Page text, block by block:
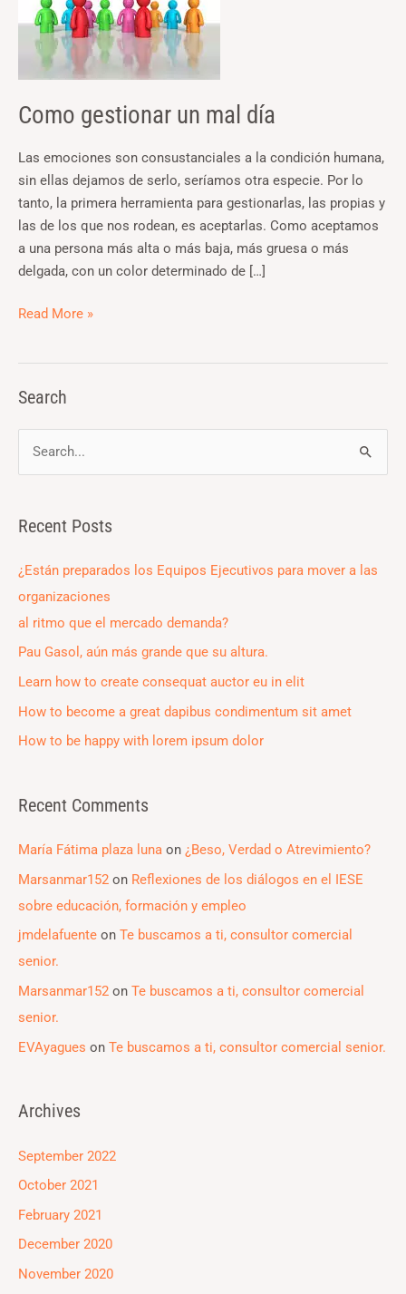
Como gestionar un mal día
Las emociones son consustanciales a la condición humana,
sin ellas dejamos de serlo, seríamos otra especie. Por lo
tanto, la primera herramienta para gestionarlas, las propias y
las de los que nos rodean, es aceptarlas. Como aceptamos
a una persona más alta o más baja, más gruesa o más
delgada, con un color determinado de […]
Read More »
Search
r
:
Recent Posts
¿Están preparados los Equipos Ejecutivos para mover a las
organizaciones
al ritmo que el mercado demanda?
Pau Gasol, aún más grande que su altura.
Learn how to create consequat auctor eu in elit
How to become a great dapibus condimentum sit amet
How to be happy with lorem ipsum dolor
Recent Comments
María Fátima plaza luna on ¿Beso, Verdad o Atrevimiento?
Marsanmar152 on Reflexiones de los diálogos en el IESE
sobre educación, formación y empleo
jmdelafuente on Te buscamos a ti, consultor comercial
senior.
Marsanmar152 on Te buscamos a ti, consultor comercial
senior.
EVAyagues on Te buscamos a ti, consultor comercial senior.
Archives
September 2022
October 2021
February 2021
December 2020
November 2020